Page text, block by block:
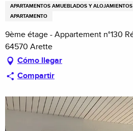
APARTAMENTOS AMUEBLADOS Y ALOJAMIENTOS
APARTAMENTO
9ème étage - Appartement n°130
64570 Arette
Cómo llegar
Compartir